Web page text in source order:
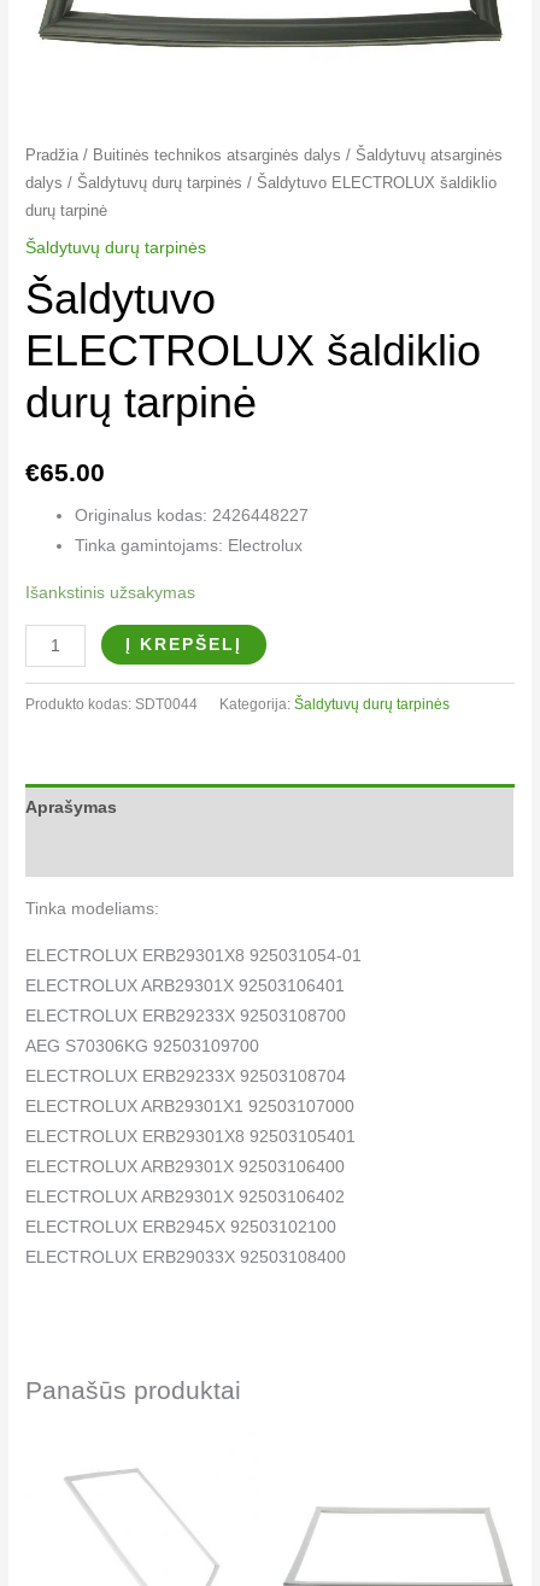
Pradžia / Buitinės technikos atsarginės dalys / Šaldytuvų atsarginės
dalys / Šaldytuvų durų tarpinės / Šaldytuvo ELECTROLUX šaldiklio
durų tarpinė
Šaldytuvų durų tarpinės
Šaldytuvo
ELECTROLUX šaldiklio
durų tarpinė
€65.00
Originalus kodas: 2426448227
Tinka gamintojams: Electrolux
Išankstinis užsakymas
Į KREPŠELĮ
Produkto kodas:SDT0044 Kategorija:Šaldytuvų durų tarpinės
Aprašymas
Tinka modeliams:
ELECTROLUX ERB29301X8 925031054-01
ELECTROLUX ARB29301X 92503106401
ELECTROLUX ERB29233X 92503108700
AEG S70306KG 92503109700
ELECTROLUX ERB29233X 92503108704
ELECTROLUX ARB29301X1 92503107000
ELECTROLUX ERB29301X8 92503105401
ELECTROLUX ARB29301X 92503106400
ELECTROLUX ARB29301X 92503106402
ELECTROLUX ERB2945X 92503102100
ELECTROLUX ERB29033X 92503108400
Panašūs produktai